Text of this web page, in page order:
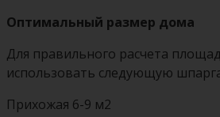
Оптимальный размер дома
Для правильного расчета
использовать следующую
Прихожая 6-9 м2